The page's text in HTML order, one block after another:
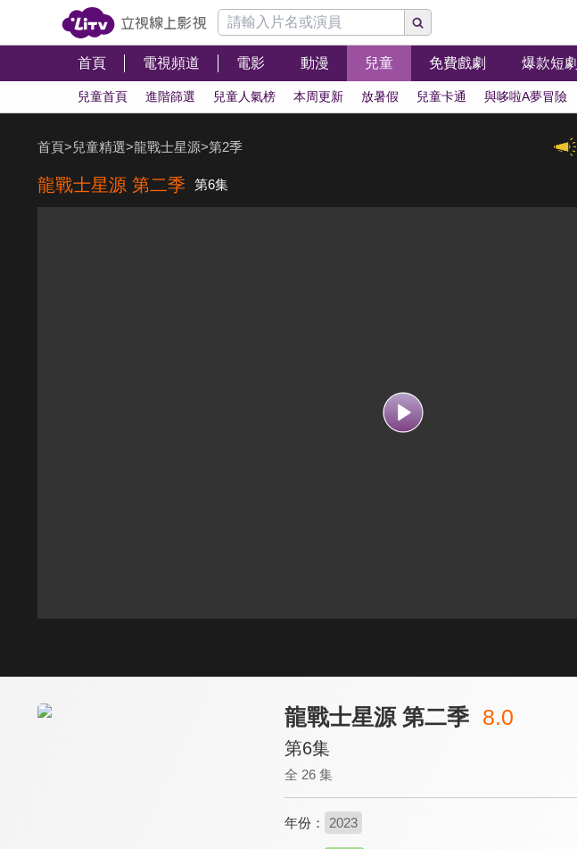
首頁 電視頻道 電影 動漫 兒童 免費戲劇 爆款短劇
兒童首頁 進階篩選 兒童人氣榜 本周更新 放暑假 兒童卡通 與哆啦A夢冒險
首頁>兒童精選>龍戰士星源>第2季
龍戰士星源 第二季 第6集
龍戰士星源 第二季 8.0
第6集
全 26 集
年份： 2023